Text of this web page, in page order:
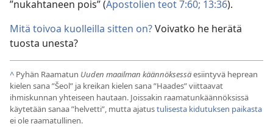
”nukahtaneen pois” (Apostolien teot 7:60; 13:36).
Mitä toivoa kuolleilla sitten on?Voivatko he herätä
tuosta unesta?
^ Pyhän Raamatun Uuden maailman käännöksessäesiintyvä heprean
kielen sana ”Šeol” ja kreikan kielen sana ”Haades” viittaavat
ihmiskunnan yhteiseen hautaan. Joissakin raamatunkäännöksissä
käytetään sanaa ”helvetti”, mutta ajatustulisesta kidutuksen paikasta
ei ole raamatullinen.